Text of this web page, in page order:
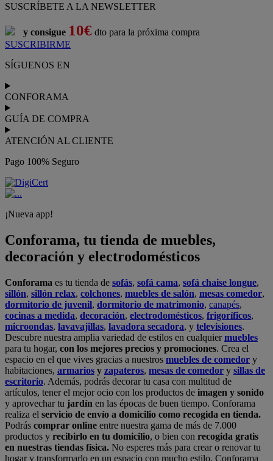
SUSCRÍBETE A LA NEWSLETTER
y consigue 10€ dto para la próxima compra
SUSCRIBIRME
SÍGUENOS EN
CONFORAMA
GUÍA DE COMPRA
ATENCIÓN AL CLIENTE
Pago 100% Seguro
¡Nueva app!
Conforama, tu tienda de muebles,
decoración y electrodomésticos
Conforama es tu tienda de sofás, sofá cama, sofá chaise longue,
sillón, sillón relax, colchones, muebles de salón, mesas comedor,
dormitorio de juvenil, dormitorio de matrimonio, canapés,
cocinas a medida, decoración, electrodomésticos, frigoríficos,
microondas, lavavajillas, lavadora secadora, y televisiones.
Descubre nuestra amplia variedad de estilos en cualquiermuebles
para tu hogar, con los mejores precios y promociones. Crea el
espacio en el que vives gracias a nuestros muebles de comedor y
habitaciones, armarios y zapateros, mesas de comedor y sillas de
escritorio. Además, podrás decorar tu casa con multitud de
artículos, tener el mejor ocio con los productos de imagen y sonido
y aprovechar tu jardín en las épocas de buen tiempo. Conforama
realiza el servicio de envío a domicilio como recogida en tienda.
Podrás comprar online entre nuestra gama de más de 7.000
productos y recibirlo en tu domicilio, o bien con recogida gratis
en nuestras tiendas física. No esperes más para crear o renovar tu
hogar y transformarlo en un espacio con mucho estilo. Conforama